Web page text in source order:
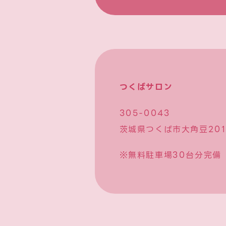
つくばサロン
305-0043
茨城県つくば市大角豆
※無料駐車場30台分完備